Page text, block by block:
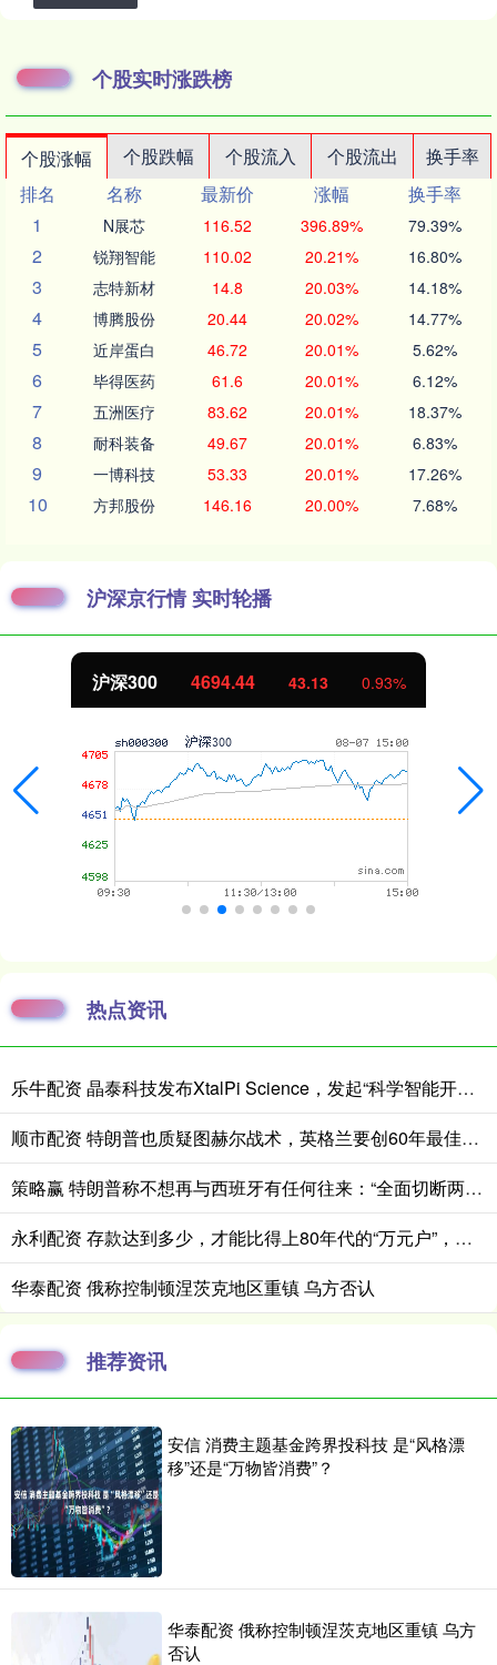
个股实时涨跌榜
个股涨幅 个股跌幅 个股流入 个股流出
换手率
排名
名称 最新价 涨幅
换手率
1
N展芯 116.52 396.89% 79.39%
2 锐翔智能 110.02 20.21% 16.80%
3 志特新材 14.8 20.03% 14.18%
4 博腾股份 20.44 20.02% 14.77%
5 近岸蛋白 46.72 20.01% 5.62%
6 毕得医药 61.6 20.01% 6.12%
7 五洲医疗 83.62 20.01% 18.37%
8 耐科装备 49.67 20.01% 6.83%
9 一博科技 53.33 20.01% 17.26%
10 方邦股份 146.16 20.00% 7.68%
沪深京行情 实时轮播
北证50 1134.24 11.37 1.01%
热点资讯
乐牛配资 晶泰科技发布XtalPi Science，发起“科学智能开放生态联盟”
顺市配资 特朗普也质疑图赫尔战术，英格兰要创60年最佳战绩困难重重
策略赢 特朗普称不想再与西班牙有任何往来：“全面切断两国贸易”
永利配资 存款达到多少，才能比得上80年代的“万元户”，你们超过了吗？
华泰配资 俄称控制顿涅茨克地区重镇 乌方否认
推荐资讯
安信 消费主题基金跨界投科技 是“风格漂
移”还是“万物皆消费”？
华泰配资 俄称控制顿涅茨克地区重镇 乌方
否认